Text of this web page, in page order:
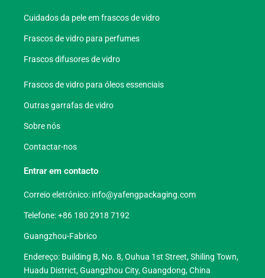
Cuidados da pele em frascos de vidro
Frascos de vidro para perfumes
Frascos difusores de vidro
Frascos de vidro para óleos essenciais
Outras garrafas de vidro
Sobre nós
Contactar-nos
Entrar em contacto
Correio eletrónico: info@yafengpackaging.com
Telefone: +86 180 2918 7192
Guangzhou-Fabrico
Endereço: Building B, No. 8, Ouhua 1st Street, Shiling Town,
Huadu District, Guangzhou City, Guangdong, China